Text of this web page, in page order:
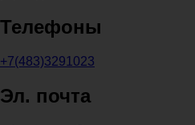
Телефоны
+7(483)3291023
Эл. почта